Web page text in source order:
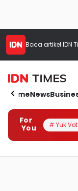
Baca artikel IDN
HomeNews
For
You
# Yuk